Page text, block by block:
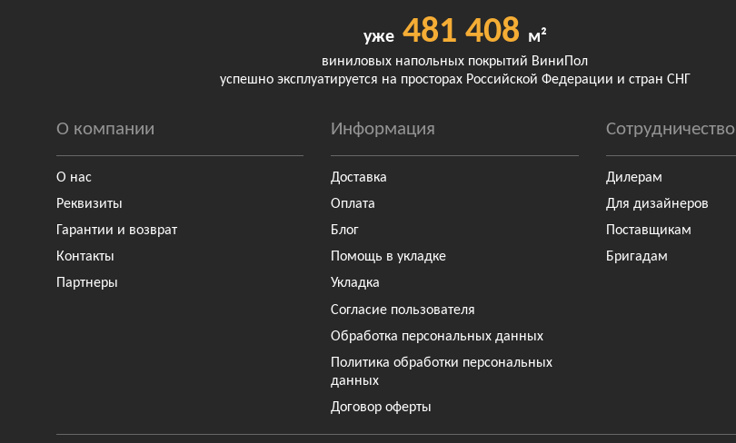
уже481 408 м²
виниловых напольных покрытий ВиниПол
успешно эксплуатируется на просторах Российской Федерации и стран СНГ
О компании
О нас
Реквизиты
Гарантии и возврат
Контакты
Партнеры
Информация
Доставка
Оплата
Блог
Помощь в укладке
Укладка
Согласие пользователя
Обработка персональных данных
Политика обработки персональных
данных
Договор оферты
Сотрудничество
Дилерам
Для дизайнеров
Поставщикам
Бригадам